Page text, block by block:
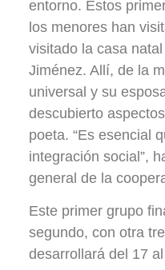
entorno. Estos
los menores han
visitado la casa
Jiménez. Allí, de la
universal y su
descubierto
poeta. “Es esencial
integración social”,
general de la
Este primer grupo
segundo, con otra
desarrollará del 17